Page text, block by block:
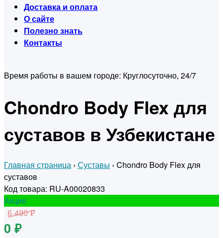
Доставка и оплата
О сайте
Полезно знать
Контакты
Время работы в вашем городе: Круглосуточно, 24/7
Chondro Body Flex для
суставов в Узбекистане
Главная страница › Суставы › Chondro Body Flex для
суставов
Код товара: RU-A00020833
Акция
6 490 ₽
0 ₽